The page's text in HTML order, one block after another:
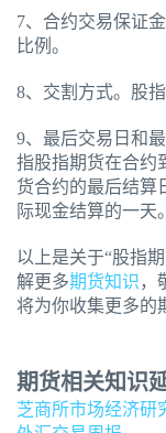
7、合约交易保证
比例。
8、交割方式。股
9、最后交易日和
指股指期货在合约
货合约的最后结算
际现金结算的一天。
以上是关于“股指
解更多期货知识 ，
将为你收集更多的
期货相关知识
芝商所市场经济研